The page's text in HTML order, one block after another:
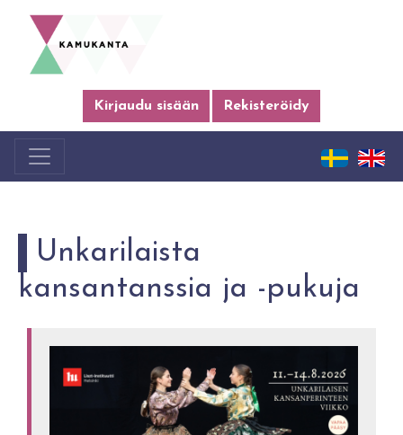
Kirjaudu sisään Rekisteröidy
Unkarilaista
kansantanssia ja -pukuja